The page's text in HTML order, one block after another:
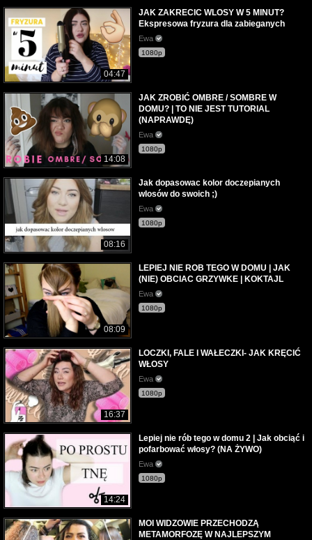
04:47
JAK ZAKRECIC WLOSY W 5 MINUT?
Ekspresowa fryzura dla zabieganych
Ewa
1080p
14:08
JAK ZROBIĆ OMBRE / SOMBRE W
DOMU? | TO NIE JEST TUTORIAL
(NAPRAWDĘ)
Ewa
1080p
08:16
Jak dopasowac kolor doczepianych
wlosów do swoich ;)
Ewa
1080p
08:09
LEPIEJ NIE ROB TEGO W DOMU | JAK
(NIE) OBCIAC GRZYWKE | KOKTAJL
Ewa
1080p
16:37
LOCZKI, FALE I WAŁECZKI- JAK KRĘCIĆ
WŁOSY
Ewa
1080p
14:24
Lepiej nie rób tego w domu 2 | Jak obciąć i
pofarbować włosy? (NA ŻYWO)
Ewa
1080p
MOI WIDZOWIE PRZECHODZĄ
METAMORFOZĘ W NAJLEPSZYM